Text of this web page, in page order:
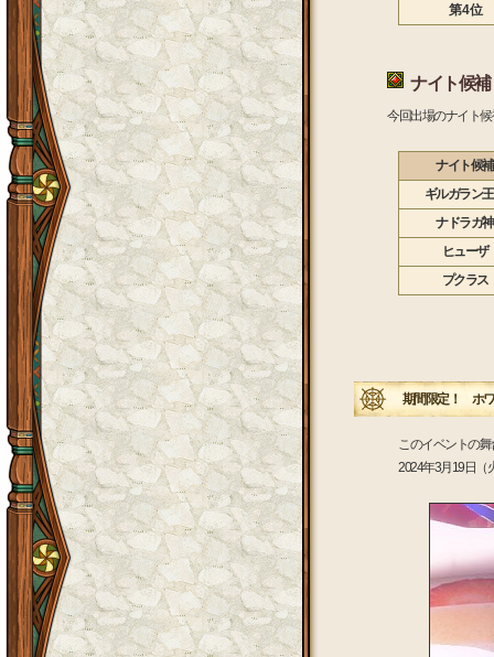
第 4 位
ナイト候
今回出場のナイト
ナイト候補
ギルガラン
ナドラガ神
ヒューザ
プクラス
期間限定！ ホワ
このイベントの
2024年3月19日（